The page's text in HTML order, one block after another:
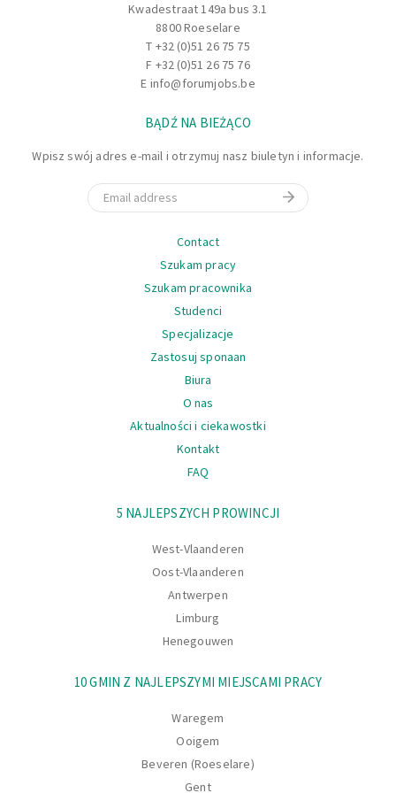
Po okresie wdrozenia:
Bedziesz pomagac przy realizacji projektów glównie
Bedziesz w stanie niemal samodzielnie rozwiazywac i
zapobiegac awariom podczas produkcji.
Oczekujemy wkladu w optymalizacje procesu
produkcyjnego.
Kwadestraat 149a bus 3.1
8800 Roeselare
T +32 (0)51 26 75 75
F +32 (0)51 26 75 76
E info@forumjobs.be
BĄDŹ NA BIEŻĄCO
Wpisz swój adres e-mail i otrzymuj nasz biuletyn i informacje.
Email
Contact
Szukam pracy
Szukam pracownika
Studenci
Specjalizacje
Zastosuj sponaan
Biura
O nas
Aktualności i ciekawostki
Kontakt
FAQ
5 NAJLEPSZYCH PROWINCJI
West-Vlaanderen
Oost-Vlaanderen
Antwerpen
Limburg
Henegouwen
10 GMIN Z NAJLEPSZYMI MIEJSCAMI PRACY
Waregem
Ooigem
Beveren (Roeselare)
Gent